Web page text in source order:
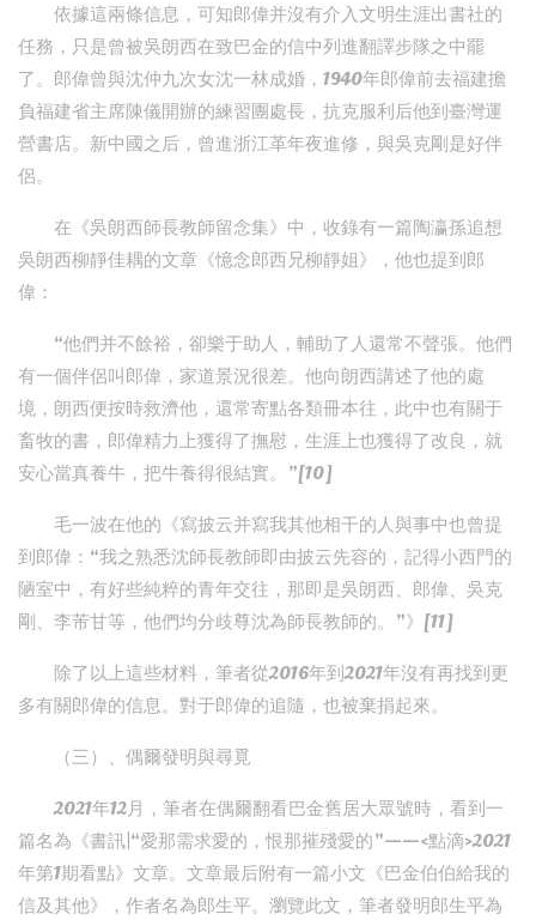
依據這兩條信息，可知郎偉并沒有介入文明生涯出書社的
任務，只是曾被吳朗西在致巴金的信中列進翻譯步隊之中罷
了。郎偉曾與沈仲九次女沈一林成婚，1940年郎偉前去福建擔
負福建省主席陳儀開辦的練習團處長，抗克服利后他到臺灣運
營書店。新中國之后，曾進浙江革年夜進修，與吳克剛是好伴
侶。
在《吳朗西師長教師留念集》中，收錄有一篇陶瀛孫追想
吳朗西柳靜佳耦的文章《憶念郎西兄柳靜姐》，他也提到郎
偉：
“他們并不餘裕，卻樂于助人，輔助了人還常不聲張。他們
有一個伴侶叫郎偉，家道景況很差。他向朗西講述了他的處
境，朗西便按時救濟他，還常寄點各類冊本往，此中也有關于
畜牧的書，郎偉精力上獲得了撫慰，生涯上也獲得了改良，就
安心當真養牛，把牛養得很結實。”[10]
毛一波在他的《寫披云并寫我其他相干的人與事中也曾提
到郎偉：“我之熟悉沈師長教師即由披云先容的，記得小西門的
陋室中，有好些純粹的青年交往，那即是吳朗西、郎偉、吳克
剛、李芾甘等，他們均分歧尊沈為師長教師的。”》[11]
除了以上這些材料，筆者從2016年到2021年沒有再找到更
多有關郎偉的信息。對于郎偉的追隨，也被棄捐起來。
（三）、偶爾發明與尋覓
2021年12月，筆者在偶爾翻看巴金舊居大眾號時，看到一
篇名為《書訊|“愛那需求愛的，恨那摧殘愛的”——<點滴>2021
年第1期看點》文章。文章最后附有一篇小文《巴金伯伯給我的
信及其他》，作者名為郎生平。瀏覽此文，筆者發明郎生平為